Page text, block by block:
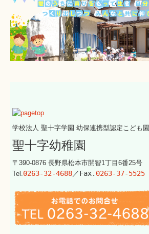
学校法人 聖十字学園幼保連携型認定こども園
聖十字幼稚園
〒390-0876 長野県松本市開智1丁目6番25号
Tel.0263-32-4688／Fax. 0263-37-5525